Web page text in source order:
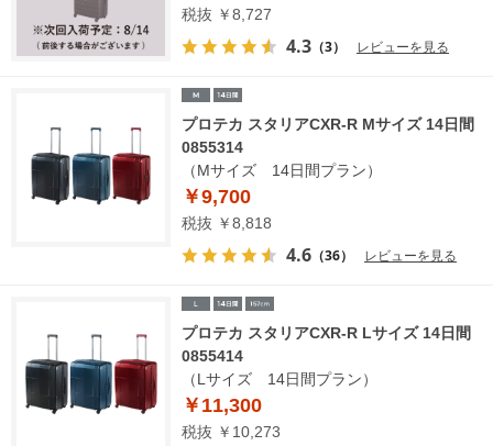
税抜 ￥8,727
4.3 （3） レビューを見る
プロテカ スタリアCXR-R Mサイズ 14日間
0855314
（Mサイズ 14日間プラン）
￥9,700
税抜 ￥8,818
4.6 （36） レビューを見る
プロテカ スタリアCXR-R Lサイズ 14日間
0855414
（Lサイズ 14日間プラン）
￥11,300
税抜 ￥10,273